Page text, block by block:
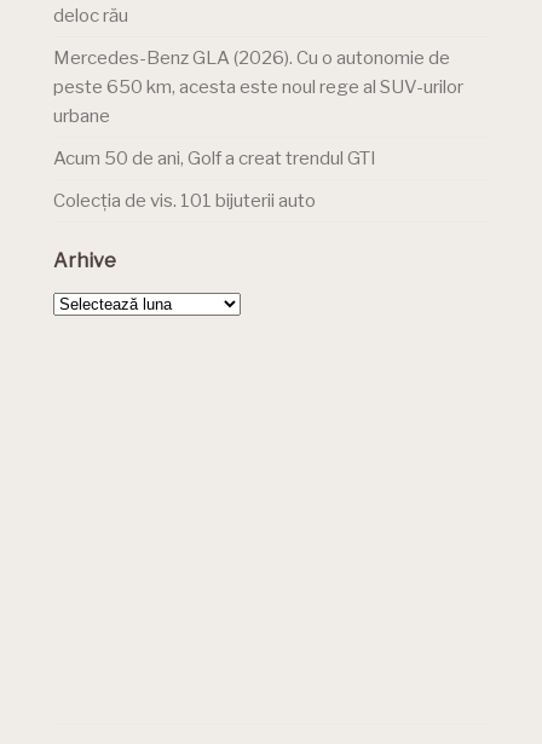
deloc rău
Mercedes-Benz GLA (2026). Cu o autonomie de
peste 650 km, acesta este noul rege al SUV-urilor
urbane
Acum 50 de ani, Golf a creat trendul GTI
Colecția de vis. 101 bijuterii auto
Arhive
Arhive